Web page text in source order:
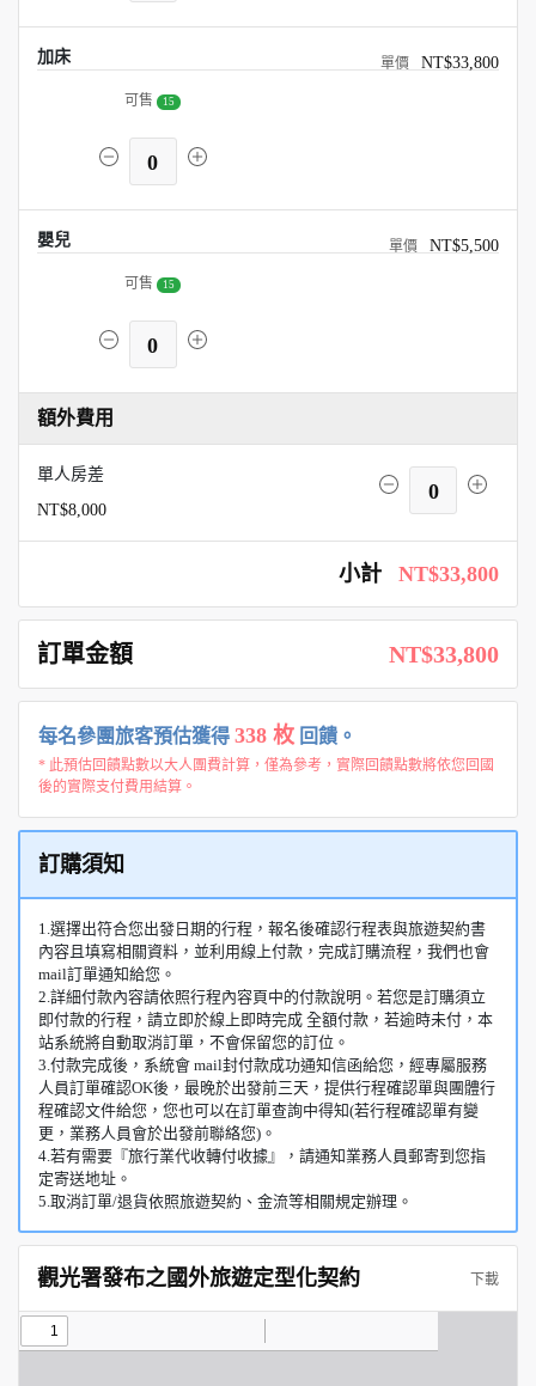
加床 NT$33,800
可售 15
0
嬰兒 NT$5,500
可售 15
0
額外費用
單人房差
NT$8,000
0
小計 NT$33,800
訂單金額 NT$33,800
每名參團旅客預估獲得 338 枚 回饋。
* 此預估回饋點數以大人團費計算，僅為參考，實際回饋點數將依您回國
後的實際支付費用結算。
訂購須知
1.選擇出符合您出發日期的行程，報名後確認行程表與旅遊契約書
內容且填寫相關資料，並利用線上付款，完成訂購流程，我們也會
mail訂單通知給您。
2.詳細付款內容請依照行程內容頁中的付款說明。若您是訂購須立
即付款的行程，請立即於線上即時完成 全額付款，若逾時未付，本
站系統將自動取消訂單，不會保留您的訂位。
3.付款完成後，系統會 mail封付款成功通知信函給您，經專屬服務
人員訂單確認OK後，最晚於出發前三天，提供行程確認單與團體行
程確認文件給您，您也可以在訂單查詢中得知(若行程確認單有變
更，業務人員會於出發前聯絡您)。
4.若有需要『旅行業代收轉付收據』，請通知業務人員郵寄到您指
定寄送地址。
5.取消訂單/退貨依照旅遊契約、金流等相關規定辦理。
觀光署發布之國外旅遊定型化契約 下載